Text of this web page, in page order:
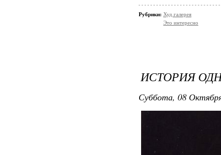
Рубрики: Худ.галерея
Это интересно
ИСТОРИЯ
Суббота, 08